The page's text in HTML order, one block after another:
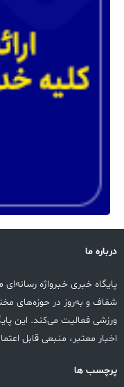
درباره ما
پایگاه خبری خبرواژه
شفاف و به‌روز در حوزه‌های
ورزشی فعالیت می‌کند. این
اخبار معتبر، منبعی قابل
پرچسب ها